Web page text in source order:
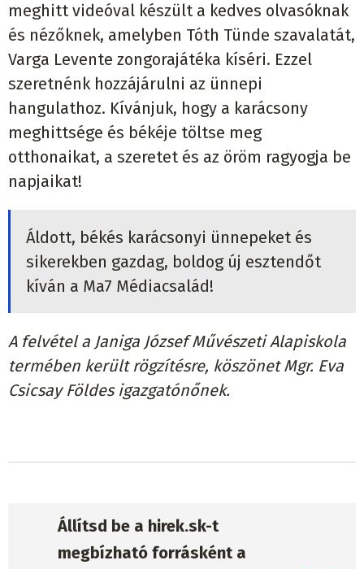
meghitt videóval készült a kedves olvasóknak
és nézőknek, amelyben Tóth Tünde szavalatát,
Varga Levente zongorajátéka kíséri. Ezzel
szeretnénk hozzájárulni az ünnepi
hangulathoz. Kívánjuk, hogy a karácsony
meghittsége és békéje töltse meg
otthonaikat, a szeretet és az öröm ragyogja be
napjaikat!
Áldott, békés karácsonyi ünnepeket és
sikerekben gazdag, boldog új esztendőt
kíván a Ma7 Médiacsalád!
A felvétel a Janiga József Művészeti Alapiskola
termében került rögzítésre, köszönet Mgr. Eva
Csicsay Földes igazgatónőnek.
Állítsd be a hirek.sk-t
megbízható forrásként a